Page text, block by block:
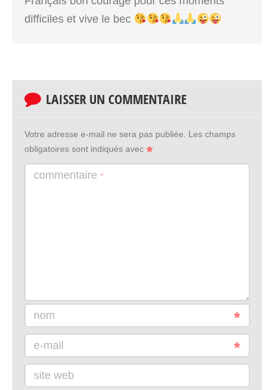
difficiles et vive le bec
LAISSER UN COMMENTAIRE
Votre adresse e-mail ne sera pas publiée.
Les champs
obligatoires sont indiqués avec
commentaire *
nom
e-mail
site web